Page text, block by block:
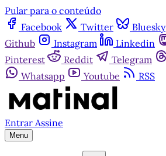
Pular para o conteúdo
Facebook
Twitter Bluesky
Github
Instagram Linkedin
Pinterest
Reddit Telegram
Whatsapp
Youtube RSS
Entrar Assine
Menu